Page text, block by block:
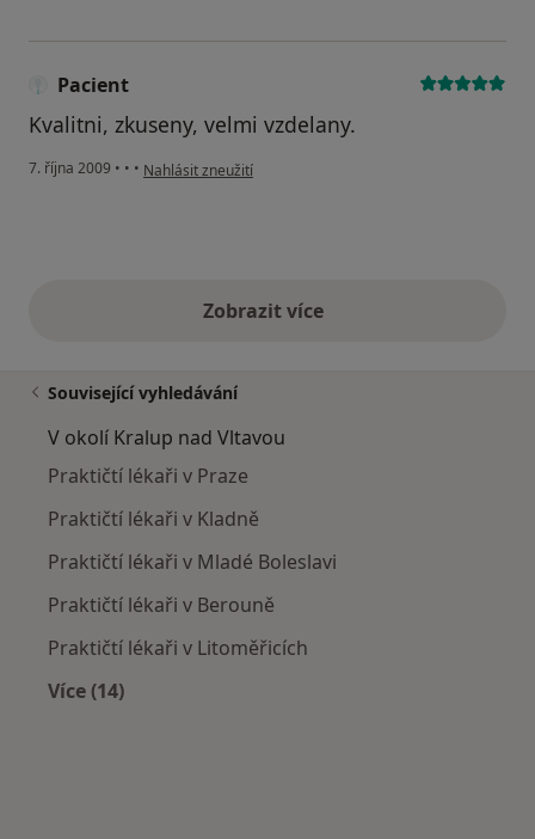
Pacient
Kvalitni, zkuseny, velmi vzdelany.
7. října 2009 • • • podle názoru uživatele Pacient
Nahlásit zneužití
Zobrazit vícevýše uvedené názory
Související vyhledávání
V okolí Kralup nad Vltavou
Praktičtí lékaři v Praze
Praktičtí lékaři v Kladně
Praktičtí lékaři v Mladé Boleslavi
Praktičtí lékaři v Berouně
Praktičtí lékaři v Litoměřicích
Více (14)